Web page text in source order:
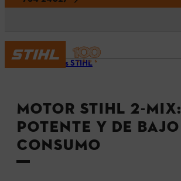
Motores STIHL
MOTOR STIHL 2-MIX:
POTENTE Y DE BAJO
CONSUMO